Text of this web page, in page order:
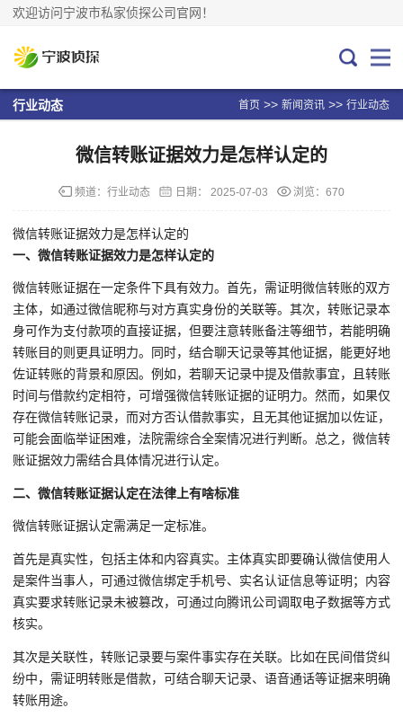
欢迎访问宁波市私家侦探公司官网！
首页 >> 新闻资讯 >> 行业动态
行业动态
微信转账证据效力是怎样认定的
频道： 行业动态 日期： 2025-07-03 浏览：670
微信转账证据效力是怎样认定的
一、微信转账证据效力是怎样认定的
微信转账证据在一定条件下具有效力。首先，需证明微信转账的双方
主体，如通过微信昵称与对方真实身份的关联等。其次，转账记录本
身可作为支付款项的直接证据，但要注意转账备注等细节，若能明确
转账目的则更具证明力。同时，结合聊天记录等其他证据，能更好地
佐证转账的背景和原因。例如，若聊天记录中提及借款事宜，且转账
时间与借款约定相符，可增强微信转账证据的证明力。然而，如果仅
存在微信转账记录，而对方否认借款事实，且无其他证据加以佐证，
可能会面临举证困难，法院需综合全案情况进行判断。总之，微信转
账证据效力需结合具体情况进行认定。
二、微信转账证据认定在法律上有啥标准
微信转账证据认定需满足一定标准。
首先是真实性，包括主体和内容真实。主体真实即要确认微信使用人
是案件当事人，可通过微信绑定手机号、实名认证信息等证明；内容
真实要求转账记录未被篡改，可通过向腾讯公司调取电子数据等方式
核实。
其次是关联性，转账记录要与案件事实存在关联。比如在民间借贷纠
纷中，需证明转账是借款，可结合聊天记录、语音通话等证据来明确
转账用途。